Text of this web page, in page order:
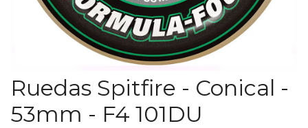
Ruedas Spitfire - Conical -
53mm - F4 101DU